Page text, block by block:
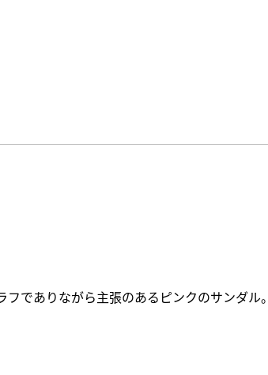
でありながら主張のあるピンクのサンダル。